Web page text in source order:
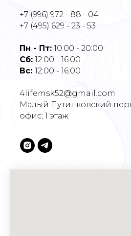
+7 (996) 972 - 88 - 04
+7 (495) 629 - 23 - 53
Пн - Пт: 10:00 - 20:00
Cб: 12:00 - 16:00
Вс: 12:00 - 16:00
4lifemsk52@gmail.com
Малый Путинковский
офис; 1 этаж